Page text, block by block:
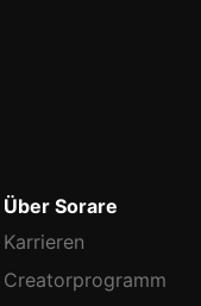
Über Sorare
Karrieren
Creatorprogramm